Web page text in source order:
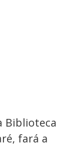
Biblioteca
fará a